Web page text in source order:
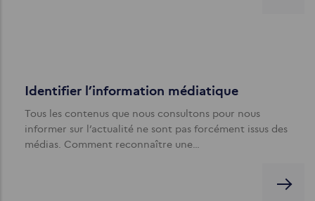
Identifier l’information médiatique
Tous les contenus que nous consultons pour nous
informer sur l’actualité ne sont pas forcément issus des
médias. Comment reconnaître une…